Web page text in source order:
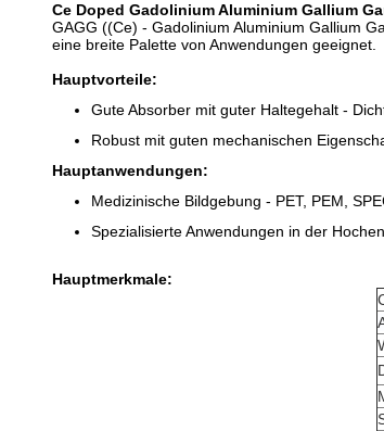
Ce Doped Gadolinium Aluminium Gallium
GAGG ((Ce) - Gadolinium Aluminium Gallium
eine breite Palette von Anwendungen geeignet.
Hauptvorteile:
Gute Absorber mit guter Haltegehalt -
Robust mit guten mechanischen
Hauptanwendungen:
Medizinische Bildgebung - PET, PEM,
Spezialisierte Anwendungen in der
Hauptmerkmale: